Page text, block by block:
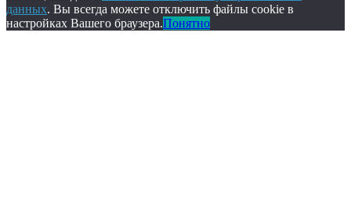
данных. Вы всегда можете отключить файлы cookie в
настройках Вашего браузера.Понятно